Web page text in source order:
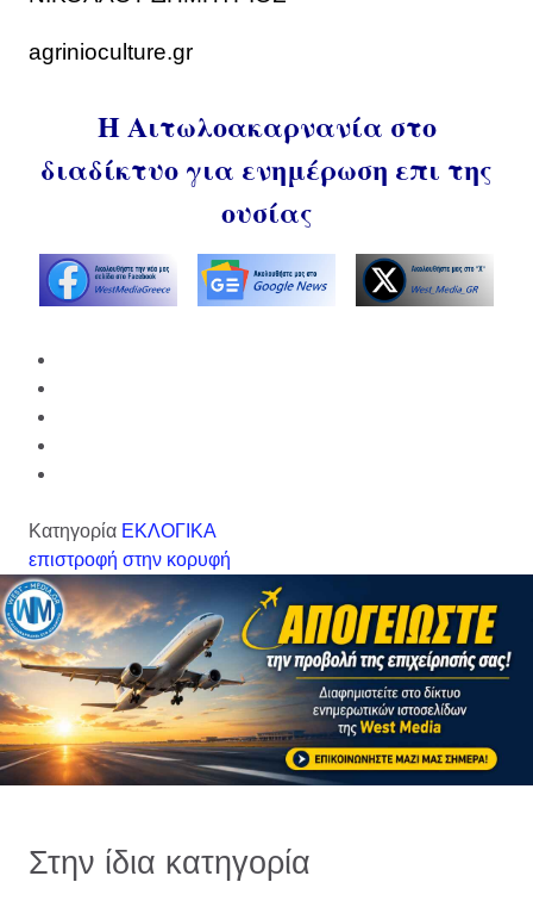
agrinioculture.gr
Η Αιτωλοακαρνανία στο
διαδίκτυο για ενημέρωση επι της
ουσίας
Κατηγορία ΕΚΛΟΓΙΚΑ
επιστροφή στην κορυφή
Στην ίδια κατηγορία